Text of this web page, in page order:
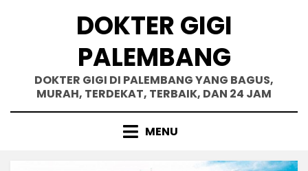
DOKTER GIGI
PALEMBANG
DOKTER GIGI DI PALEMBANG YANG BAGUS,
MURAH, TERDEKAT, TERBAIK, DAN 24 JAM
MENU